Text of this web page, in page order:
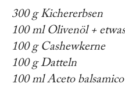
300 g Kichererbsen
100 ml Olivenöl +
100 g Cashewkerne
100 g Datteln
100 ml Aceto